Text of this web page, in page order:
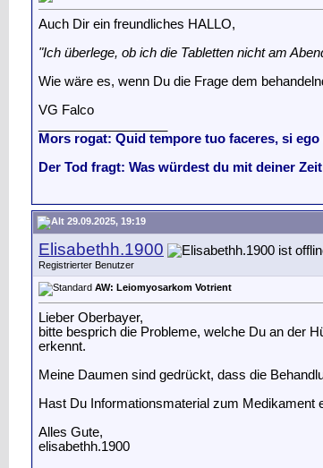
Auch Dir ein freundliches HALLO,
"Ich überlege, ob ich die Tabletten nicht am
Wie wäre es, wenn Du die Frage dem
VG Falco
Mors rogat: Quid tempore tuo faceres, si
Der Tod fragt: Was würdest du mit deiner
29.09.2025, 19:19
Elisabethh.1900
Registrierter Benutzer
AW: Leiomyosarkom Votrient
Lieber Oberbayer,
bitte besprich die Probleme, welche Du an der
erkennt.
Meine Daumen sind gedrückt, dass die
Hast Du Informationsmaterial zum Medikament
Alles Gute,
elisabethh.1900